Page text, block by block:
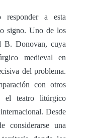
responder a esta
signo. Uno de los
B. Donovan, cuya
medieval en
del problema.
con otros
el teatro litúrgico
Desde
considerarse una